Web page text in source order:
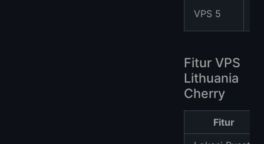
VPS 5
Fitur VPS
Lithuania
Cherry
Fitur